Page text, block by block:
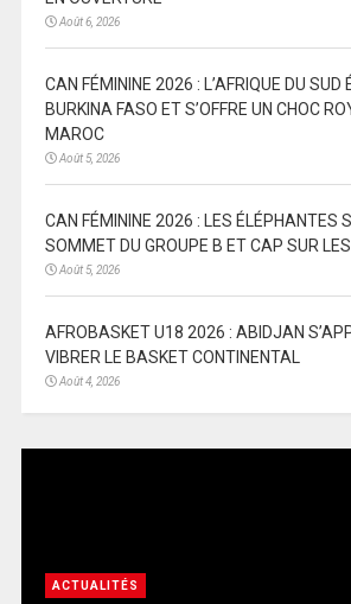
Août 6, 2026
CAN FÉMININE 2026 : L’AFRIQUE DU SUD
BURKINA FASO ET S’OFFRE UN CHOC
MAROC
Août 5, 2026
CAN FÉMININE 2026 : LES ÉLÉPHANTES
SOMMET DU GROUPE B ET CAP SUR
Août 5, 2026
AFROBASKET U18 2026 : ABIDJAN
VIBRER LE BASKET CONTINENTAL
Août 4, 2026
ACTUALITÉS